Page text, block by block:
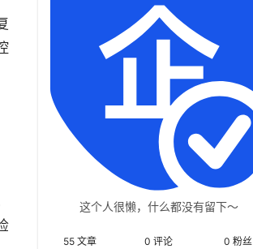
这个人很懒，什么都没有留下～
55 文章 0 评论 0 粉丝